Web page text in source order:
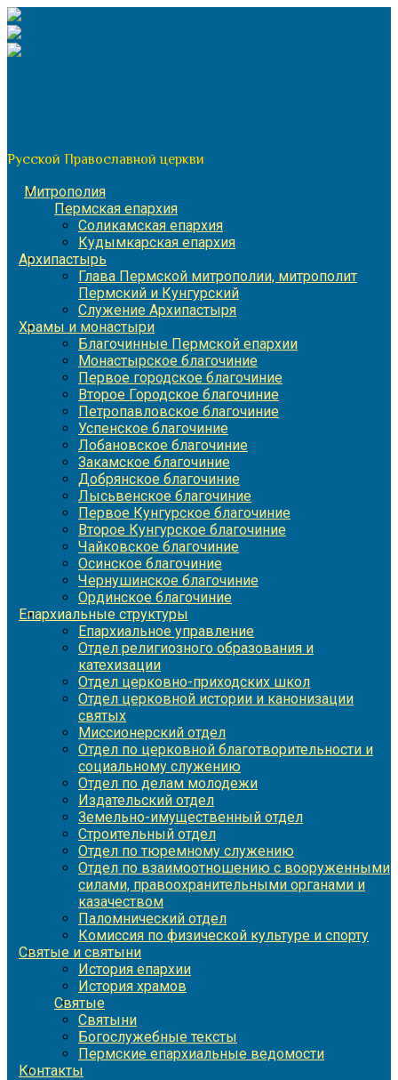
Перейти
к
содержимому
Русской Православной церкви
Митрополия
Пермская епархия
Соликамская епархия
Кудымкарская епархия
Архипастырь
Глава Пермской митрополии, митрополит
Пермский и Кунгурский
Служение Архипастыря
Храмы и монастыри
Благочинные Пермской епархии
Монастырское благочиние
Первое городское благочиние
Второе Городское благочиние
Петропавловское благочиние
Успенское благочиние
Лобановское благочиние
Закамское благочиние
Добрянское благочиние
Лысьвенское благочиние
Первое Кунгурское благочиние
Второе Кунгурское благочиние
Чайковское благочиние
Осинское благочиние
Чернушинское благочиние
Ординское благочиние
Епархиальные структуры
Епархиальное управление
Отдел религиозного образования и
катехизации
Отдел церковно-приходских школ
Отдел церковной истории и канонизации
святых
Миссионерский отдел
Отдел по церковной благотворительности и
социальному служению
Отдел по делам молодежи
Издательский отдел
Земельно-имущественный отдел
Строительный отдел
Отдел по тюремному служению
Отдел по взаимоотношению с вооруженными
силами, правоохранительными органами и
казачеством
Паломнический отдел
Комиссия по физической культуре и спорту
Святые и святыни
История епархии
История храмов
Святые
Святыни
Богослужебные тексты
Пермские епархиальные ведомости
Контакты